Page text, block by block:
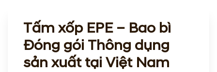
Tấm xốp EPE – Bao bì
Đóng gói Thông dụng
sản xuất tại Việt Nam